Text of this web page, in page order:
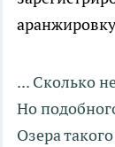
... Сколько
Но
Озера